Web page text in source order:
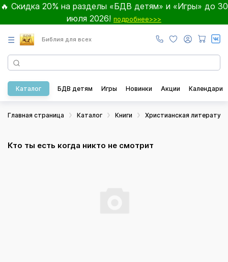
🔥 Скидка 20% на разделы «БДВ детям» и «Игры» до 30
июля 2026! подробнее>>>
☰ Библия для всех
Каталог БДВ детям Игры Новинки Акции Календари
Главная страница Каталог Книги Христианская литература
Кто ты есть когда никто не смотрит